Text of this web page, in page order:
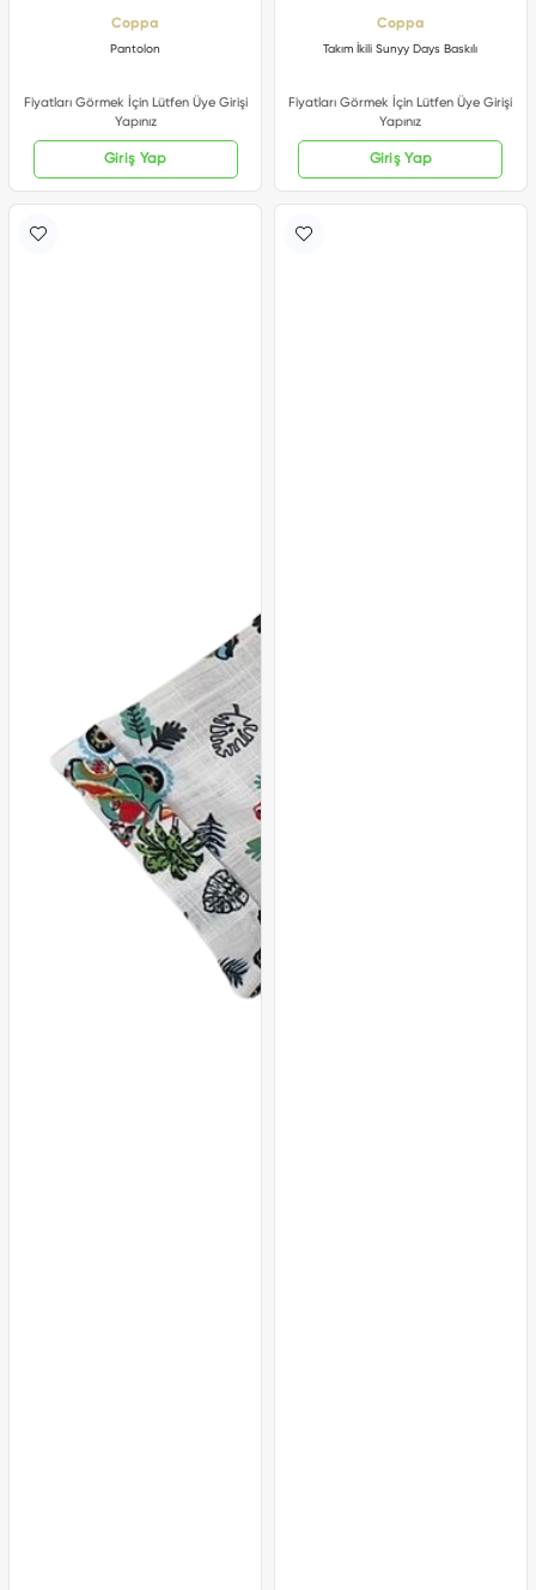
Coppa
Pantolon
Fiyatları Görmek İçin Lütfen Üye Girişi
Yapınız
Giriş Yap
Coppa
Takım İkili Sunyy Days Baskılı
Fiyatları Görmek İçin Lütfen Üye Girişi
Yapınız
Giriş Yap